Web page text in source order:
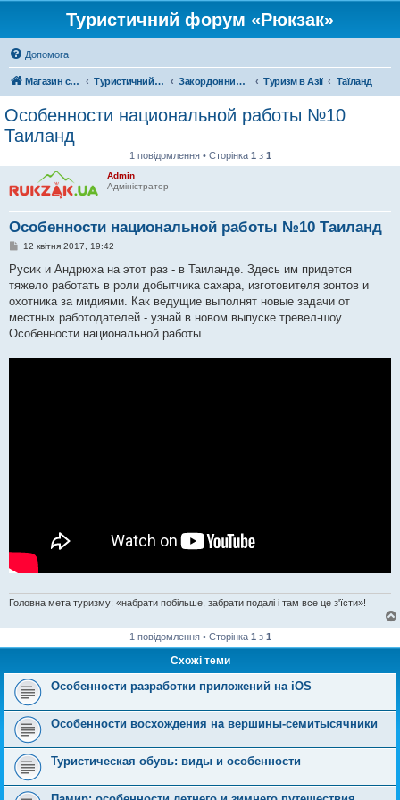
Туристичний форум «Рюкзак»
Допомога
Магазин спорядження Туристичний форум «Рюкзак» Закордонний туризм Туризм в Азії Таїланд
Особенности национальной работы №10
Таиланд
1 повідомлення • Сторінка 1 з 1
Admin
Адміністратор
Особенности национальной работы №10 Таиланд
П
в
і
д
о
л
е
12 квітня 2017, 19:42
Русик и Андрюха на этот раз - в Таиланде. Здесь им придется
тяжело работать в роли добытчика сахара, изготовителя зонтов и
охотника за мидиями. Как ведущие выполнят новые задачи от
местных работодателей - узнай в новом выпуске тревел-шоу
Особенности национальной работы
Головна мета туризму: «набрати побільше, забрати подалі і там все це з'їсти»!
1 повідомлення • Сторінка 1 з 1
Схожі теми
Особенности разработки приложений на iOS
Особенности восхождения на вершины-семитысячники
Туристическая обувь: виды и особенности